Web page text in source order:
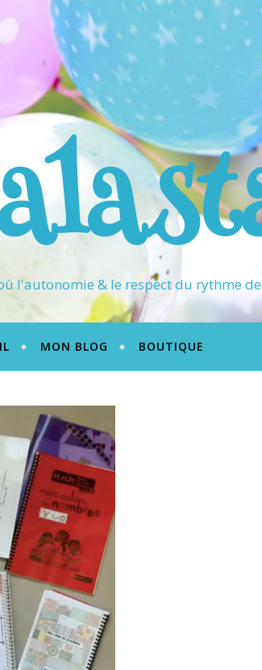
où l'autonomie & le respect du rythme
MON BLOG BOUTIQUE